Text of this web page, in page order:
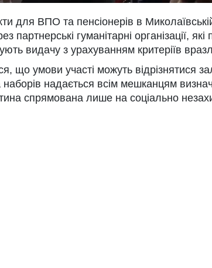
для ВПО та пенсіонерів в
партнерські гуманітарні організації,
видачу з урахуванням критеріїв
що умови участі можуть відрізнятися
надається всім мешканцям
спрямована лише на соціально